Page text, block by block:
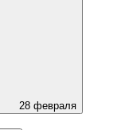
28 февраля